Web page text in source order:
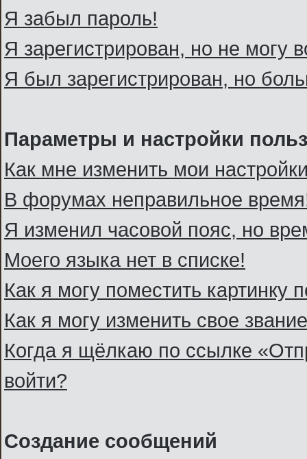
Я забыл пароль!
Я зарегистрирован, но не могу
Я был зарегистрирован, но
Параметры и настройки
Как мне изменить мои
В форумах неправильное
Я изменил часовой пояс, но
Моего языка нет в списке!
Как я могу поместить картинку
Как я могу изменить свое
Когда я щёлкаю по ссылке
войти?
Создание сообщений